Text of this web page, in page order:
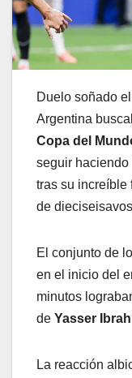
Duelo soñado
Argentina
Copa del
seguir
tras su increíble
de
El conjunto de
en el inicio del
minutos
de Yasser
La reacción